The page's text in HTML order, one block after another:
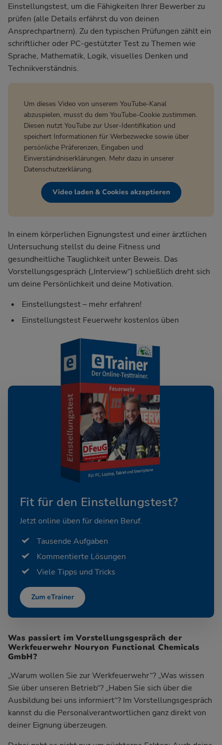
Einstellungstest, um die Fähigkeiten Ihrer Bewerber zu
prüfen (alle Details erfährst du von deinen
Ansprechpartnern). Zu den typischen Prüfungen zählt ein
schriftlicher oder PC-gestützter Test zu Themen wie
Sprache, Mathematik, Logik, visuelles Denken und
Technikverständnis.
Um dieses Video von unserem YouTube-Kanal
abzuspielen, musst du dem YouTube-Cookie zustimmen.
Diesen nutzt YouTube zur User-Identifikation und
speichert Informationen für Werbezwecke sowie über
persönliche Präferenzen, Eingaben und
Einverständniserklärungen. Mehr dazu in unserer
Datenschutzerklärung.
Video laden & Cookies akzeptieren
In einem körperlichen Eignungstest und einer ärztlichen
Untersuchung stellst du deine Fitness und
gesundheitliche Tauglichkeit unter Beweis. Das
Vorstellungsgespräch („Interview“) schließlich dreht sich
um deine Persönlichkeit und deine Motivation.
Einstellungstest – mehr erfahren!
Einstellungstest Feuerwehr kostenlos üben
Fit für den Einstellungstest?
Jetzt online üben für deinen Beruf.
Tausende Aufgaben
Kommentierte Lösungen
Viele Tipps und Tricks
Zum eTrainer
Was passiert im Vorstellungsgespräch der
Werkfeuerwehr Nouryon Functional Chemicals
GmbH?
„Warum wollen Sie zur Werkfeuerwehr“? „Was wissen
Sie über unseren Betrieb“? „Haben Sie sich über die
Ausbildung bei uns informiert“? Im Vorstellungsgespräch
kannst du die Personalverantwortlichen ganz direkt von
deiner Eignung überzeugen.